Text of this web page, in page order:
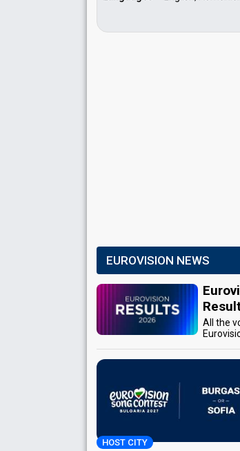
EUROVISION NEWS
All the
HOST CITY